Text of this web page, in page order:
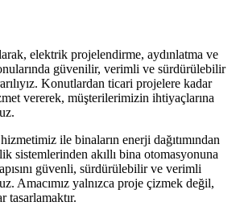
elektrik projelendirme, aydınlatma ve
güvenilir, verimli ve sürdürülebilir
Konutlardan ticari projelere kadar
vererek, müşterilerimizin ihtiyaçlarına
ile binaların enerji dağıtımından
sistemlerinden akıllı bina otomasyonuna
güvenli, sürdürülebilir ve verimli
Amacımız yalnızca proje çizmek değil,
tasarlamaktır.